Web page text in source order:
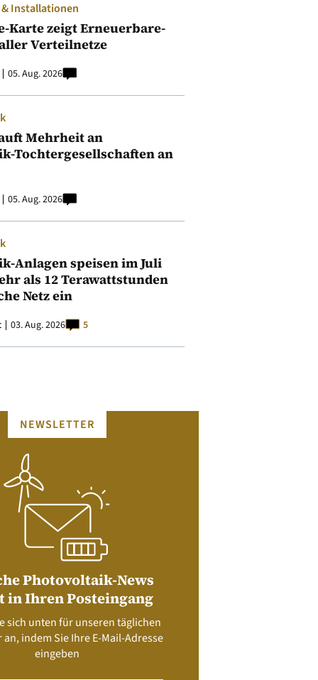
Installationen
Karte zeigt Erneuerbare-
Verteilnetze
05. Aug. 2026
Mehrheit an
Tochtergesellschaften an
05. Aug. 2026
Anlagen speisen im Juli
als 12 Terawattstunden
Netz ein
03. Aug. 2026 5
NEWSLETTER
Photovoltaik-News
in Ihren Posteingang
sich unten für unseren täglichen
indem Sie Ihre E-Mail-Adresse
eingeben